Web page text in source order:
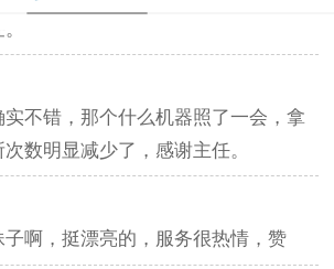
实不错，那个什么机器照了一会，拿
数明显减少了，感谢主任。
子啊，挺漂亮的，服务很热情，赞